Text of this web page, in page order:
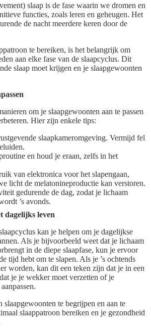
slaap is de fase waarin we dromen en
functies, zoals leren en geheugen. Het
de nacht meerdere keren door de
te bereiken, is het belangrijk om
aan elke fase van de slaapcyclus. Dit
slaap moet krijgen en je slaapgewoonten
om je slaapgewoonten aan te passen
Hier zijn enkele tips:
slaapkameromgeving. Vermijd fel
en houd je eraan, zelfs in het
van elektronica voor het slapengaan,
licht de melatonineproductie kan verstoren.
gedurende de dag, zodat je lichaam
’s avonds.
dagelijks leven
kan je helpen om je dagelijkse
Als je bijvoorbeeld weet dat je lichaam
in de diepe slaapfase, kun je ervoor
tijd hebt om te slapen. Als je ’s ochtends
worden, kan dit een teken zijn dat je in een
je je wekker moet verzetten of je
slaapgewoonten te begrijpen en aan te
slaappatroon bereiken en je gezondheid